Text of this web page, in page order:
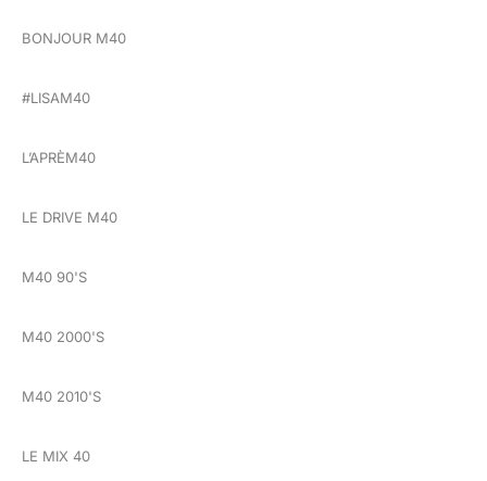
BONJOUR M40
#LISAM40
L’APRÈM40
LE DRIVE M40
M40 90'S
M40 2000'S
M40 2010'S
LE MIX 40